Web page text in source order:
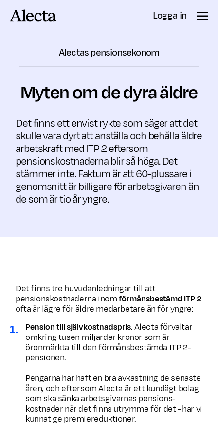
Logga in
Alectas pensionsekonom
Myten om de dyra äldre
Det finns ett envist rykte som säger att det
skulle vara dyrt att anställa och behålla äldre
arbetskraft med ITP 2 eftersom
pensionskostnaderna blir så höga. Det
stämmer inte. Faktum är att 60-plussare i
genomsnitt är billigare för arbetsgivaren än
de som är tio år yngre.
Det finns tre huvudanledningar till att
pensionskostnaderna inomförmånsbestämd ITP 2
ofta är lägre för äldre medarbetare än för yngre:
Pension till självkostnadspris.Alecta förvaltar
omkring tusen miljarder kronor som är
öronmärkta till den förmånsbestämda ITP 2-
pensionen.
Pengarna har haft en bra avkastning de senaste
åren, och eftersom Alecta är ett kundägt bolag
som ska sänka arbetsgivarnas pensions­
kostnader när det finns utrymme för det - har vi
kunnat ge premie­reduk­tioner.